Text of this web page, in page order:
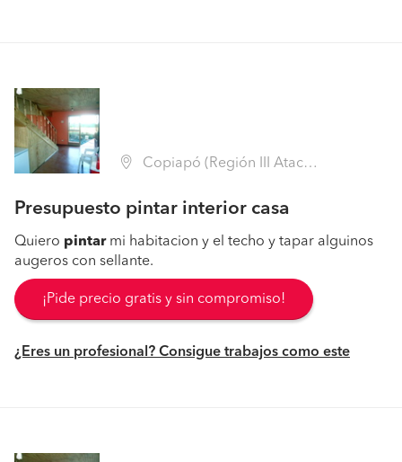
Copiapó (Región III Atacama - Copiapó)
Presupuesto pintar interior casa
Quiero pintarmi habitacion y el techo y tapar alguinos
augeros con sellante.
¡Pide precio gratis y sin compromiso!
¿Eres un profesional? Consigue trabajos como este